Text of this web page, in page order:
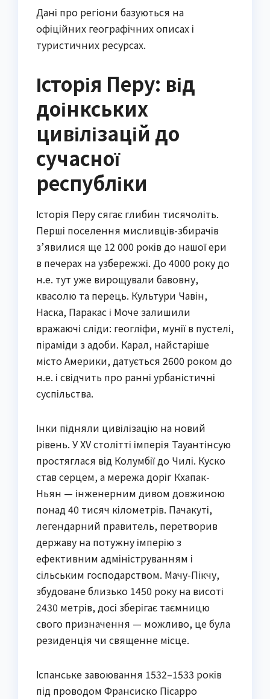
Дані про регіони базуються на
офіційних географічних описах і
туристичних ресурсах.
Історія Перу: від
доінкських
цивілізацій до
сучасної
республіки
Історія Перу сягає глибин тисячоліть.
Перші поселення мисливців-збирачів
з’явилися ще 12 000 років до нашої ери
в печерах на узбережжі. До 4000 року до
н.е. тут уже вирощували бавовну,
квасолю та перець. Культури Чавін,
Наска, Паракас і Моче залишили
вражаючі сліди: геогліфи, мунії в пустелі,
піраміди з адоби. Карал, найстаріше
місто Америки, датується 2600 роком до
н.е. і свідчить про ранні урбаністичні
суспільства.
Інки підняли цивілізацію на новий
рівень. У XV столітті імперія Тауантінсую
простяглася від Колумбії до Чилі. Куско
став серцем, а мережа доріг Кхапак-
Ньян — інженерним дивом довжиною
понад 40 тисяч кілометрів. Пачакуті,
легендарний правитель, перетворив
державу на потужну імперію з
ефективним адмініструванням і
сільським господарством. Мачу-Пікчу,
збудоване близько 1450 року на висоті
2430 метрів, досі зберігає таємницю
свого призначення — можливо, це була
резиденція чи священне місце.
Іспанське завоювання 1532–1533 років
під проводом Франсиско Пісарро